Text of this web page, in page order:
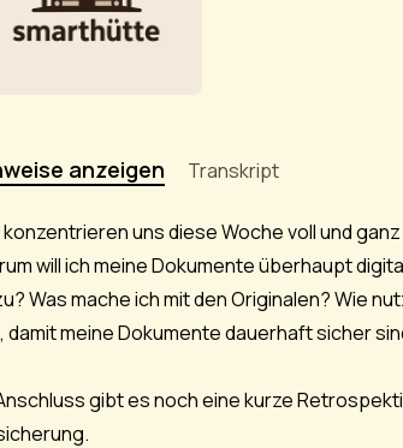
anzeigen Transkript
konzentrieren uns diese Woche voll und
will ich meine Dokumente überhaupt
Was mache ich mit den Originalen? Wie
damit meine Dokumente dauerhaft sicher
gibt es noch eine kurze